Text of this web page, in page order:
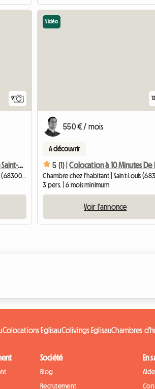
9
Estudio confortable en Saint-Louis – cerca de Suiza (RM1221)
Chambre chez l'habitant | Saint-Louis (68300) | 25 M2
12
Vidéo
550 € / mois
A découvrir
5 (1) |
3 pers. | 6 mois minimum
Voir l'annonce
Colocations EglisauColivings EglisauChambres
Société
Blog
Recrutement
En
Aide